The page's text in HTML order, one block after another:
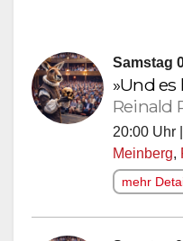
Samstag
»Und
Reinald
20:00 Uhr |
Meinberg,
mehr